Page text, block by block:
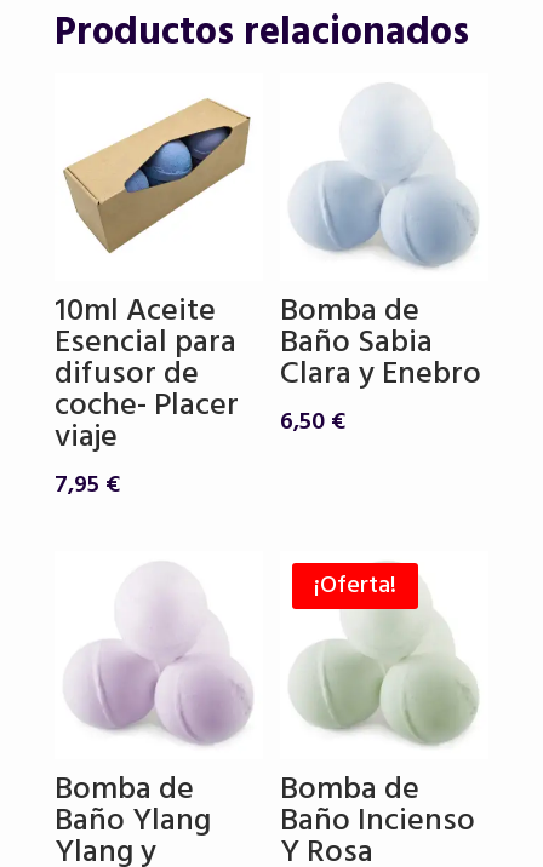
Productos relacionados
10ml Aceite
Esencial para
difusor de
coche- Placer
viaje
7,95 €
Bomba de
Baño Sabia
Clara y Enebro
6,50€
Bomba de
Baño Ylang
Ylang y
¡Oferta!
Bomba de
Baño Incienso
Y Rosa